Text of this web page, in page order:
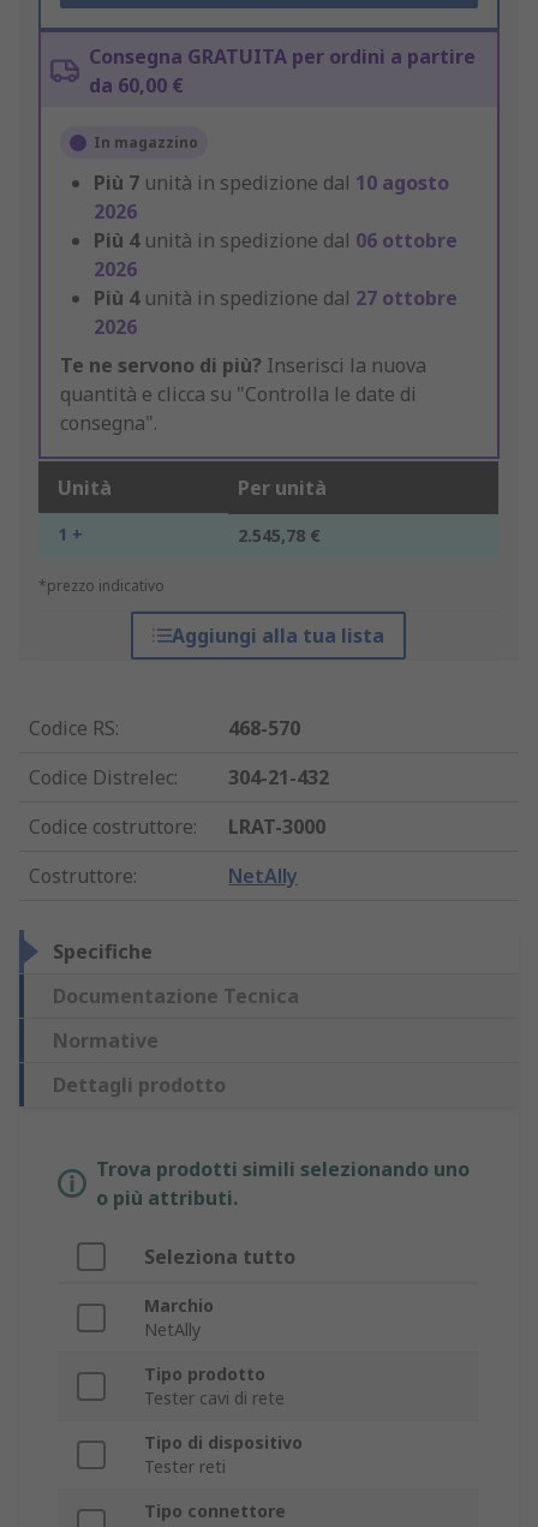
Consegna GRATUITA per ordini a partire
da 60,00 €
In magazzino
Più 7 unità in spedizione dal 10 agosto
2026
Più 4 unità in spedizione dal 06 ottobre
2026
Più 4 unità in spedizione dal 27 ottobre
2026
Te ne servono di più? Inserisci la nuova
quantità e clicca su "Controlla le date di
consegna".
Unità Per unità
1 + 2.545,78 €
*prezzo indicativo
Aggiungi alla tua lista
Codice RS:
468-570
Codice Distrelec:
304-21-432
Codice costruttore:
LRAT-3000
Costruttore: NetAlly
Specifiche
Documentazione Tecnica
Normative
Dettagli prodotto
Trova prodotti simili selezionando uno
o più attributi.
Seleziona tutto
Marchio
NetAlly
Tipo prodotto
Tester cavi di rete
Tipo di dispositivo
Tester reti
Tipo connettore